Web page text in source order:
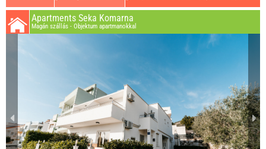
Apartments Seka Komarna
Magán szállás - Objektum apartmanokkal